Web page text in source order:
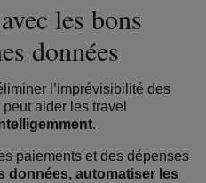
les bons
données
l’imprévisibilité des
aider les travel
.
paiements et des dépenses
données, automatiser les